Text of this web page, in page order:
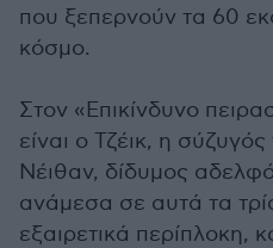
που ξεπερνούν τα 60
κόσμο.
Στον «Επικίνδυνο
είναι ο Τζέικ, η σύζυγός
Νέιθαν, δίδυμος
ανάμεσα σε αυτά τα
εξαιρετικά περίπλοκη,